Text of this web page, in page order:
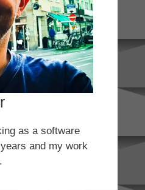
as a software
and my work